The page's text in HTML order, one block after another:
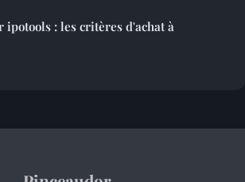
ipotools : les critères d'achat à